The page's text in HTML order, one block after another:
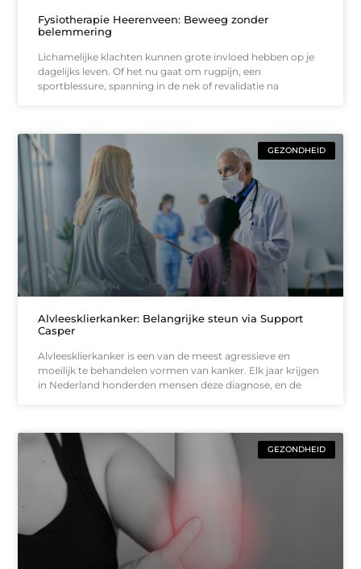
Fysiotherapie Heerenveen: Beweeg zonder
belemmering
Lichamelijke klachten kunnen grote invloed hebben op je
dagelijks leven. Of het nu gaat om rugpijn, een
sportblessure, spanning in de nek of revalidatie na
GEZONDHEID
Alvleesklierkanker: Belangrijke steun via Support
Casper
Alvleesklierkanker is een van de meest agressieve en
moeilijk te behandelen vormen van kanker. Elk jaar krijgen
in Nederland honderden mensen deze diagnose, en de
GEZONDHEID